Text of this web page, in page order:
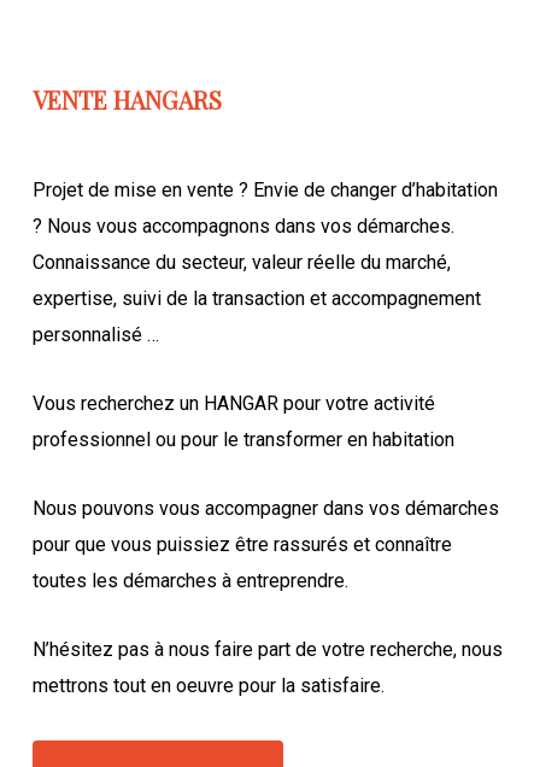
VENTE HANGARS
Projet de mise en vente ? Envie de changer d’habitation
? Nous vous accompagnons dans vos démarches.
Connaissance du secteur, valeur réelle du marché,
expertise, suivi de la transaction et accompagnement
personnalisé …
Vous recherchez un HANGAR pour votre activité
professionnel ou pour le transformer en habitation
Nous pouvons vous accompagner dans vos démarches
pour que vous puissiez être rassurés et connaître
toutes les démarches à entreprendre.
N’hésitez pas à nous faire part de votre recherche, nous
mettrons tout en oeuvre pour la satisfaire.